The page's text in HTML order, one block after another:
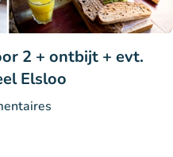
2 + ontbijt + evt.
Elsloo